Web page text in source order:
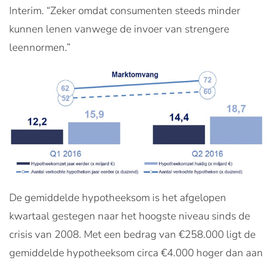
Interim. “Zeker omdat consumenten steeds minder
kunnen lenen vanwege de invoer van strengere
leennormen.”
De gemiddelde hypotheeksom is het afgelopen
kwartaal gestegen naar het hoogste niveau sinds de
crisis van 2008. Met een bedrag van €258.000 ligt de
gemiddelde hypotheeksom circa €4.000 hoger dan aan